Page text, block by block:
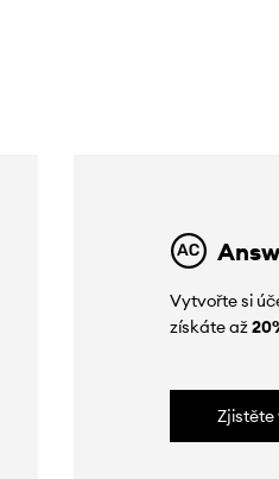
Vytvořte si
získáte až
Zjistěte